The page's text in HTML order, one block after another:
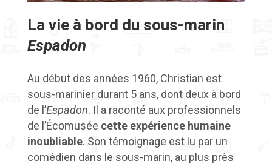
La vie à bord du sous-marin
Espadon
Au début des années 1960, Christian est
sous-marinier durant 5 ans, dont deux à bord
de l’Espadon. Il a raconté aux professionnels
de l’Écomusée cette expérience humaine
inoubliable. Son témoignage est lu par un
comédien dans le sous-marin, au plus près